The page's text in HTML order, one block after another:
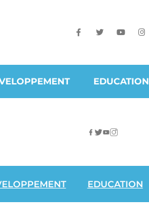
EDUCATION
EDUCATION